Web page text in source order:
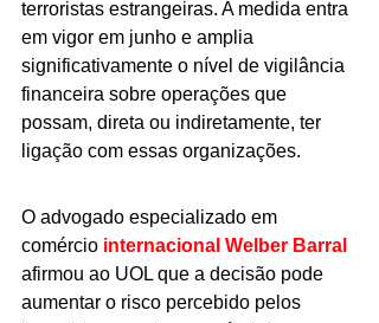
terroristas estrangeiras. A medida entra
em vigor em junho e amplia
significativamente o nível de vigilância
financeira sobre operações que
possam, direta ou indiretamente, ter
ligação com essas organizações.
O advogado especializado em
comércio internacional Welber Barral
afirmou ao UOL que a decisão pode
aumentar o risco percebido pelos